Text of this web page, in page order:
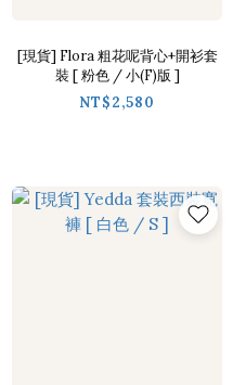
[現貨] Flora 粗花呢背心+開衫套
裝 [ 粉色 / 小(F)版 ]
NT$2,580